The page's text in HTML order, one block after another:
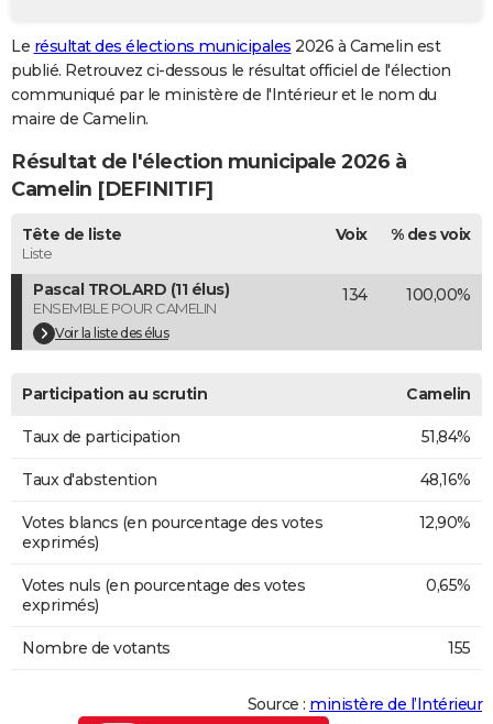
GUIDES D'ACHAT
BONS PLANS
CARTE DE VOEUX
Carte de Noël
Carte Bonne année
Carte Saint-Valentin
Carte Pâques
Carte d'anniversaire
DICTIONNAIRE
Dictionnaire
Biographies
Citations
Expressions
Proverbes
PROGRAMME TV
COPAINS D'AVANT
S'inscrire
Se connecter
Lycées
Collèges
Primaires
Universités
Entreprises
Service militaire
Avis de recherche
AVIS DE DÉCÈS
FORUM
Le résultat des élections municipales 2026 à Camelin est
publié. Retrouvez ci-dessous le résultat officiel de l'élection
communiqué par le ministère de l'Intérieur et le nom du
maire de Camelin.
Résultat de l'élection municipale 2026 à
Camelin [DEFINITIF]
Tête de liste
Liste
Voix % des voix
Pascal TROLARD (11 élus)
ENSEMBLE POUR CAMELIN
Voir la liste des élus
134 100,00%
Participation au scrutin Camelin
Taux de participation 51,84%
Taux d'abstention 48,16%
Votes blancs (en pourcentage des votes
exprimés)
12,90%
Votes nuls (en pourcentage des votes
exprimés)
0,65%
Nombre de votants 155
Source : ministère de l’Intérieur